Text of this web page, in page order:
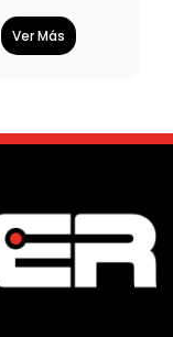
Ver Más